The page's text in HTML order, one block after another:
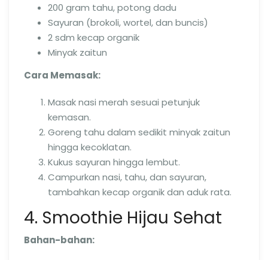
200 gram tahu, potong dadu
Sayuran (brokoli, wortel, dan buncis)
2 sdm kecap organik
Minyak zaitun
Cara Memasak:
Masak nasi merah sesuai petunjuk
kemasan.
Goreng tahu dalam sedikit minyak zaitun
hingga kecoklatan.
Kukus sayuran hingga lembut.
Campurkan nasi, tahu, dan sayuran,
tambahkan kecap organik dan aduk rata.
4. Smoothie Hijau Sehat
Bahan-bahan: